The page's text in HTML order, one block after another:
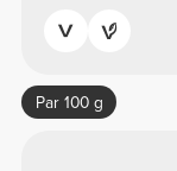
Par 100 g